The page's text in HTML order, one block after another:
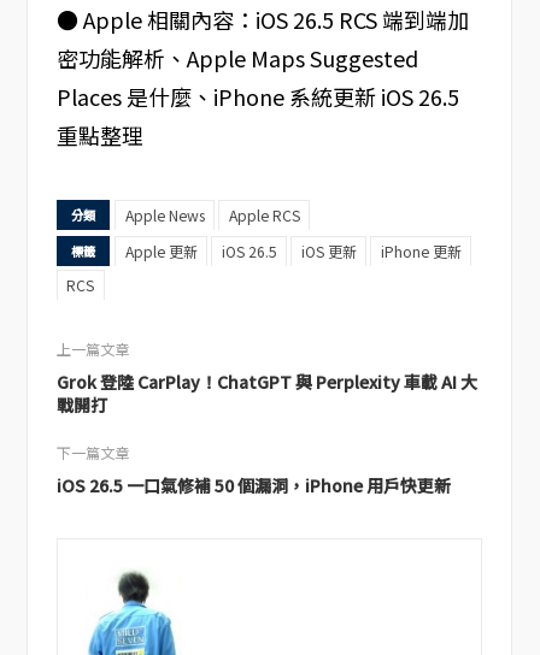
● Apple 相關內容：iOS 26.5 RCS 端到端加
密功能解析、Apple Maps Suggested
Places 是什麼、iPhone 系統更新 iOS 26.5
重點整理
分類 Apple News Apple RCS
標籤 Apple 更新 iOS 26.5 iOS 更新
iPhone 更新
RCS
上一篇文章
Grok 登陸 CarPlay！ChatGPT 與 Perplexity 車載 AI 大
戰開打
下一篇文章
iOS 26.5 一口氣修補 50 個漏洞，iPhone 用戶快更新